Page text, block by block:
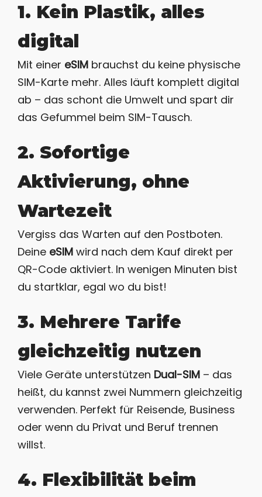
1. Kein Plastik, alles
digital
Mit einer eSIM brauchst du keine physische
SIM-Karte mehr. Alles läuft komplett digital
ab – das schont die Umwelt und spart dir
das Gefummel beim SIM-Tausch.
2. Sofortige
Aktivierung, ohne
Wartezeit
Vergiss das Warten auf den Postboten.
Deine eSIM wird nach dem Kauf direkt per
QR-Code aktiviert. In wenigen Minuten bist
du startklar, egal wo du bist!
3. Mehrere Tarife
gleichzeitig nutzen
Viele Geräte unterstützen Dual-SIM – das
heißt, du kannst zwei Nummern gleichzeitig
verwenden. Perfekt für Reisende, Business
oder wenn du Privat und Beruf trennen
willst.
4. Flexibilität beim